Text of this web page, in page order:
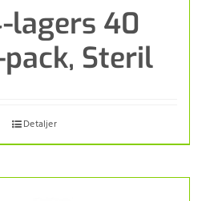
lagers 40
Steril
Detaljer